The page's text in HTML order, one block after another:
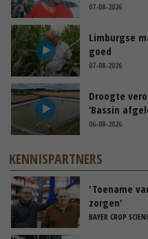
07-08-2026
Limburgse
goed
07-08-2026
Droogte
‘Bassin
06-08-2026
KENNISPARTNERS
'Toename
zorgen'
BAYER CROP